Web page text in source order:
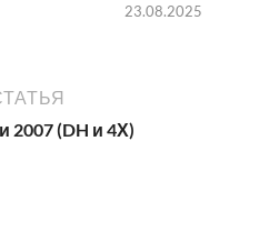
23.08.2025
2007 (DH и 4Х)